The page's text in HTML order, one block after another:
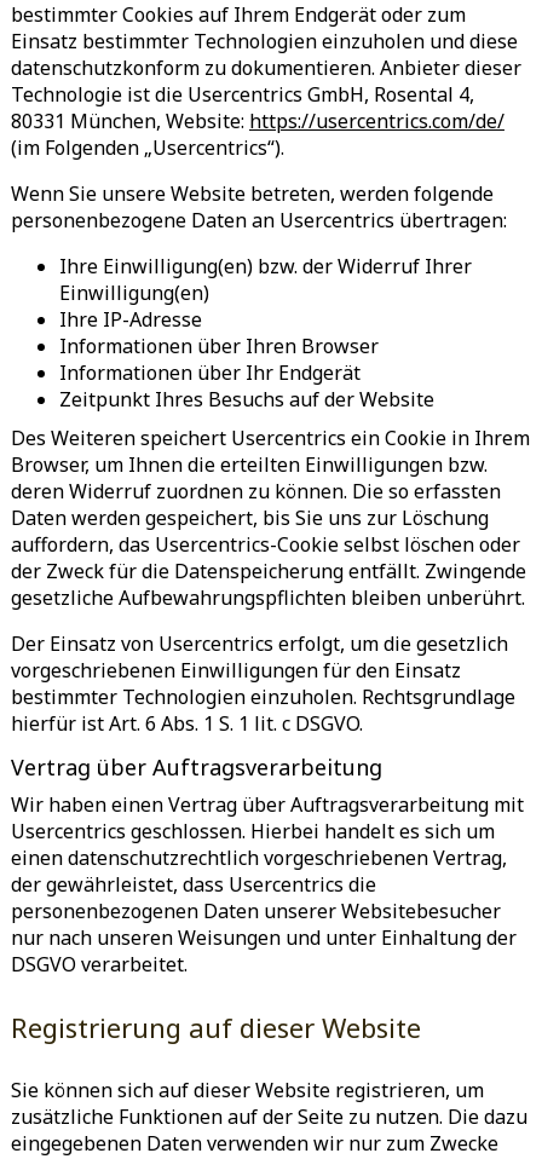
bestimmter Cookies auf Ihrem Endgerät oder zum
Einsatz bestimmter Technologien einzuholen und diese
datenschutzkonform zu dokumentieren. Anbieter dieser
Technologie ist die Usercentrics GmbH, Rosental 4,
80331 München, Website: https://usercentrics.com/de/
(im Folgenden „Usercentrics“).
Wenn Sie unsere Website betreten, werden folgende
personenbezogene Daten an Usercentrics übertragen:
Ihre Einwilligung(en) bzw. der Widerruf Ihrer
Einwilligung(en)
Ihre IP-Adresse
Informationen über Ihren Browser
Informationen über Ihr Endgerät
Zeitpunkt Ihres Besuchs auf der Website
Des Weiteren speichert Usercentrics ein Cookie in Ihrem
Browser, um Ihnen die erteilten Einwilligungen bzw.
deren Widerruf zuordnen zu können. Die so erfassten
Daten werden gespeichert, bis Sie uns zur Löschung
auffordern, das Usercentrics-Cookie selbst löschen oder
der Zweck für die Datenspeicherung entfällt. Zwingende
gesetzliche Aufbewahrungspflichten bleiben unberührt.
Der Einsatz von Usercentrics erfolgt, um die gesetzlich
vorgeschriebenen Einwilligungen für den Einsatz
bestimmter Technologien einzuholen. Rechtsgrundlage
hierfür ist Art. 6 Abs. 1 S. 1 lit. c DSGVO.
Vertrag über Auftragsverarbeitung
Wir haben einen Vertrag über Auftragsverarbeitung mit
Usercentrics geschlossen. Hierbei handelt es sich um
einen datenschutzrechtlich vorgeschriebenen Vertrag,
der gewährleistet, dass Usercentrics die
personenbezogenen Daten unserer Websitebesucher
nur nach unseren Weisungen und unter Einhaltung der
DSGVO verarbeitet.
Registrierung auf dieser Website
Sie können sich auf dieser Website registrieren, um
zusätzliche Funktionen auf der Seite zu nutzen. Die dazu
eingegebenen Daten verwenden wir nur zum Zwecke